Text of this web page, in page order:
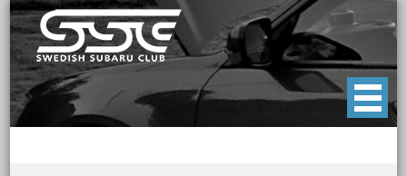
Skip
to
content
Swedish Subaru Club
För oss som älskar Subaru!